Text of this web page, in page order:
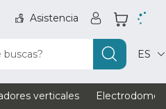
Asistencia
buscas? ES
verticales